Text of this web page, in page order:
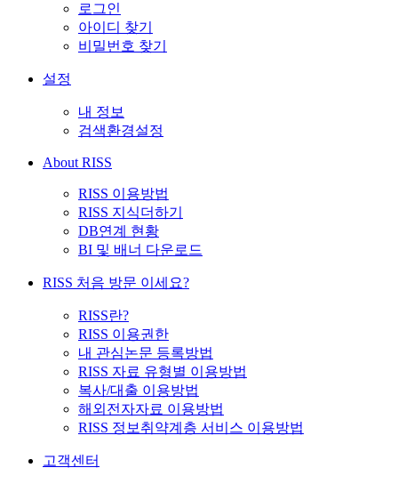
로그인
아이디 찾기
비밀번호 찾기
설정
내 정보
검색환경설정
About RISS
RISS 이용방법
RISS 지식더하기
DB연계 현황
BI 및 배너 다운로드
RISS 처음 방문 이세요?
RISS란?
RISS 이용권한
내 관심논문 등록방법
RISS 자료 유형별 이용방법
복사/대출 이용방법
해외전자자료 이용방법
RISS 정보취약계층 서비스 이용방법
고객센터